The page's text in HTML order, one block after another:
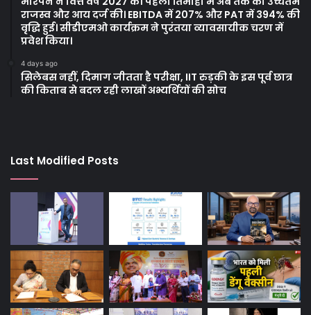
राजस्व और आय दर्ज की। EBITDA में 207% और PAT में 394% की
वृद्धि हुई। सीडीएमओ कार्यक्रम ने पुरंतया व्यावसायीक चरण में
प्रवेश किया।
4 days ago
सिलेबस नहीं, दिमाग जीतता है परीक्षा, IIT रुड़की के इस पूर्व छात्र
की किताब से बदल रही लाखों अभ्यर्थियों की सोच
Last Modified Posts